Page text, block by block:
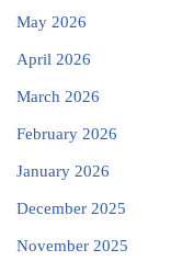
May 2026
April 2026
March 2026
February 2026
January 2026
December 2025
November 2025